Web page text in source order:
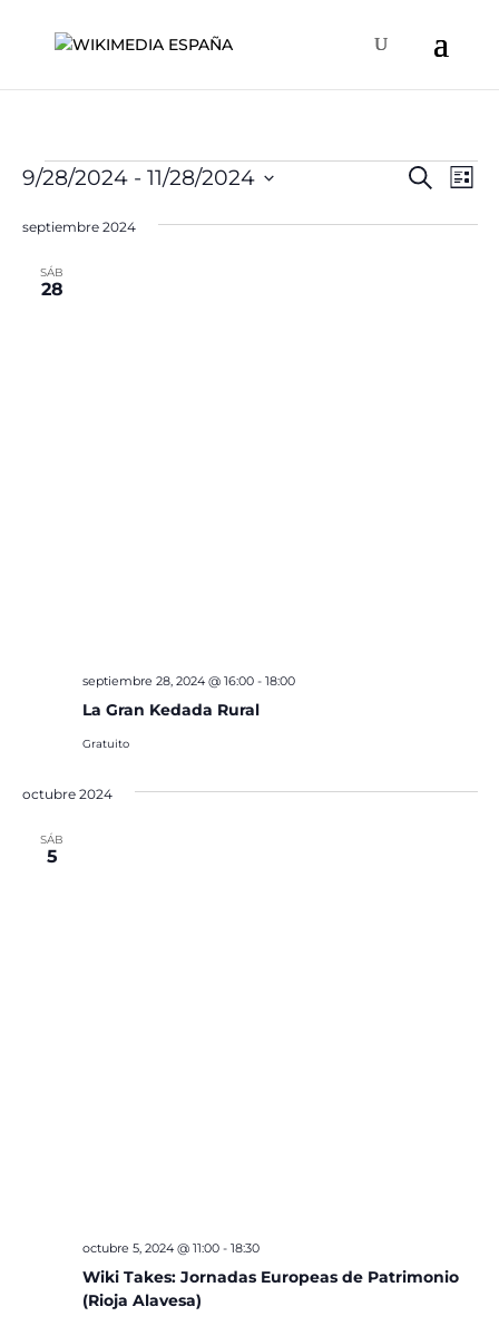
Eventos Buscar
de
Lista
9/28/2024 - 11/28/2024
la
septiembre 2024
SÁB
28
La Gran Kedada Rural
septiembre 28, 2024 @ 16:00- 18:00
Gratuito
octubre 2024
SÁB
5
Wiki Takes: Jornadas Europeas de Patrimonio
(Rioja Alavesa)
octubre 5, 2024 @ 11:00- 18:30